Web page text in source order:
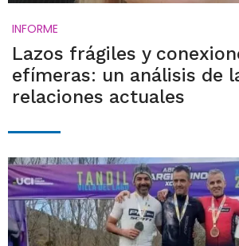
INFORME
Lazos frágiles y
efímeras: un análisis de
relaciones actuales